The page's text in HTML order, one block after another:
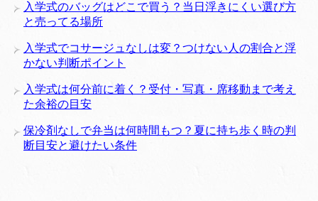
入学式のバッグはどこで買う？当日浮きにくい選び方
と売ってる場所
入学式でコサージュなしは変？つけない人の割合と浮
かない判断ポイント
入学式は何分前に着く？受付・写真・席移動まで考え
た余裕の目安
保冷剤なしで弁当は何時間もつ？夏に持ち歩く時の判
断目安と避けたい条件